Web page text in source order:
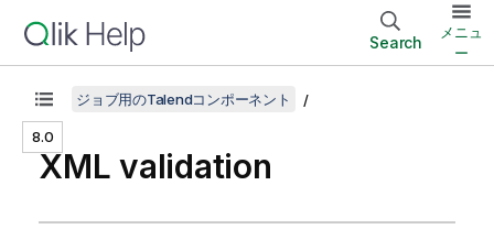
Search
メニュ
ー
8.0
ジョブ用のTalendコンポーネント
XML validation